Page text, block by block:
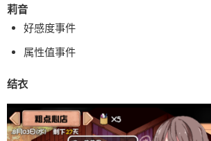
莉音
好感度事件
属性值事件
结衣